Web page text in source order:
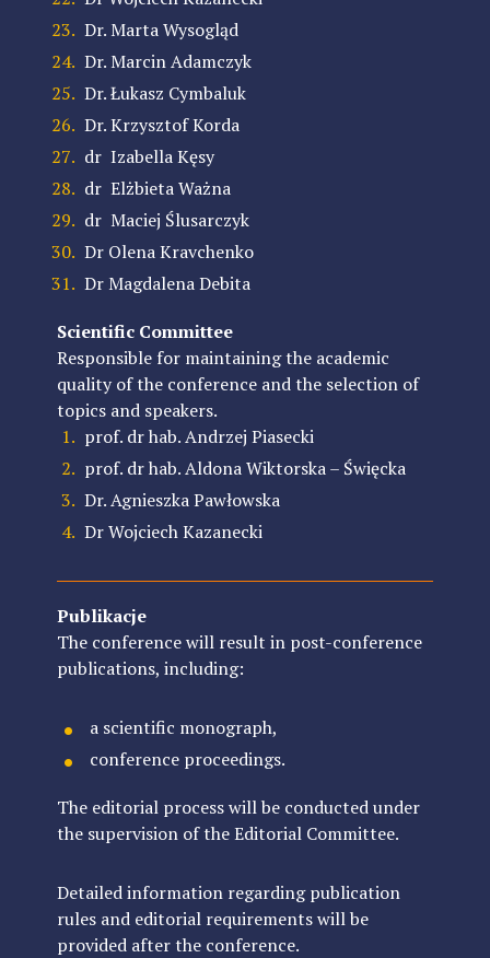
Dr.Marta Wysogląd
Dr.Marcin Adamczyk
Dr.Łukasz Cymbaluk
Dr.Krzysztof Korda
dr Izabella Kęsy
dr Elżbieta Ważna
dr Maciej Ślusarczyk
Dr Olena Kravchenko
Dr Magdalena Debita
Scientific Committee
Responsible for maintaining the academic
quality of the conference and the selection of
topics and speakers.
prof. dr hab.Andrzej Piasecki
prof. dr hab. Aldona Wiktorska – Święcka
Dr.Agnieszka Pawłowska
Dr Wojciech Kazanecki
Publikacje
The conference will result in post-conference
publications, including:
a scientific monograph,
conference proceedings.
The editorial process will be conducted under
the supervision of the Editorial Committee.
Detailed information regarding publication
rules and editorial requirements will be
provided after the conference.